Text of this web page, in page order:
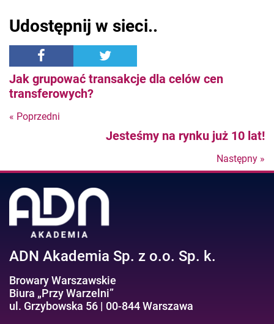
Udostępnij w sieci..
Jak grupować transakcje dla celów cen
transferowych?
« Poprzedni
Jesteśmy na rynku już 10 lat!
Następny »
ADN Akademia Sp. z o.o. Sp. k.
Browary Warszawskie
Biura „Przy Warzelni”
ul. Grzybowska 56 | 00-844 Warszawa